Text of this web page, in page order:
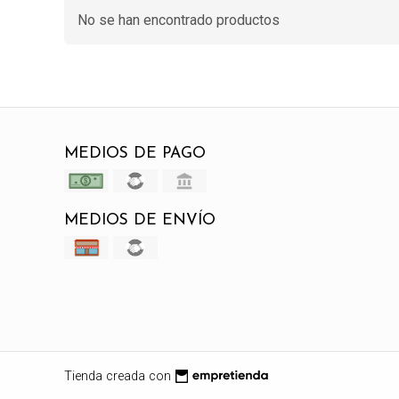
No se han encontrado productos
MEDIOS DE PAGO
MEDIOS DE ENVÍO
Tienda creada con